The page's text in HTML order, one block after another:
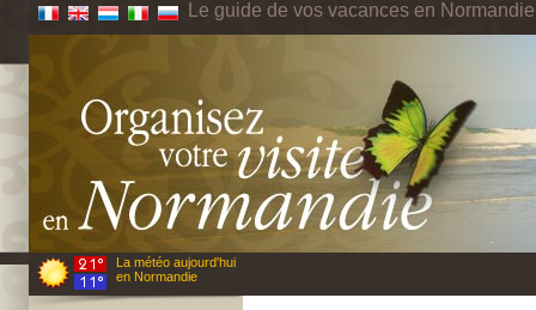
Le guide de vos vacances en Normandie
La météo aujourd'hui
en Normandie